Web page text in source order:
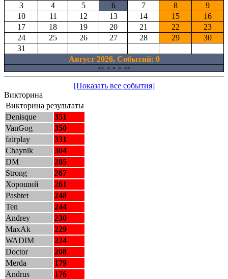
3
4 5 6 7 8
9
10
11 12 13 14 15
16
17
18 19 20 21 22
23
24
25 26 27 28 29
30
31
Август 2026, Cобытий: 0
<< < • > >>
[Показать все события]
Викторина
Викторина результаты
Denisque
351
VanGog
350
fairplay
331
Chaynik
304
DM
285
Strong
267
Хороший
261
Pashtet
248
Ten
244
Andrey
230
MaxAk
229
WADIM
224
Doctor
208
Merda
179
Andrus
176